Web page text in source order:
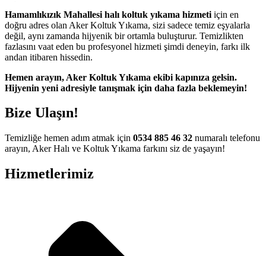
yıkama
escort
güncel adres
giriş
güncel giriş
Hamamlıkızık Mahallesi halı koltuk yıkama hizmeti için en
doğru adres olan Aker Koltuk Yıkama, sizi sadece temiz eşyalarla
değil, aynı zamanda hijyenik bir ortamla buluşturur. Temizlikten
fazlasını vaat eden bu profesyonel hizmeti şimdi deneyin, farkı ilk
andan itibaren hissedin.
Hemen arayın, Aker Koltuk Yıkama ekibi kapınıza gelsin.
Hijyenin yeni adresiyle tanışmak için daha fazla beklemeyin!
Bize Ulaşın!
Temizliğe hemen adım atmak için 0534 885 46 32 numaralı telefonu
arayın, Aker Halı ve Koltuk Yıkama farkını siz de yaşayın!
Hizmetlerimiz